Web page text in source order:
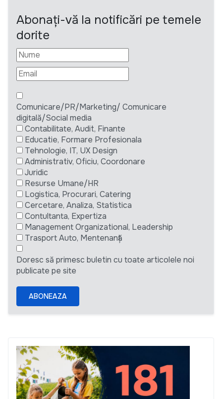
Abonați-vă la notificări pe temele
dorite
Comunicare/PR/Marketing/ Comunicare
digitală/Social media
Contabilitate, Audit, Finante
Educatie, Formare Profesionala
Tehnologie, IT, UX Design
Administrativ, Oficiu, Coordonare
Juridic
Resurse Umane/HR
Logistica, Procurari, Catering
Cercetare, Analiza, Statistica
Contultanta, Expertiza
Management Organizational, Leadership
Trasport Auto, Mentenanță
Doresc să primesc buletin cu toate articolele noi
publicate pe site
ABONEAZA